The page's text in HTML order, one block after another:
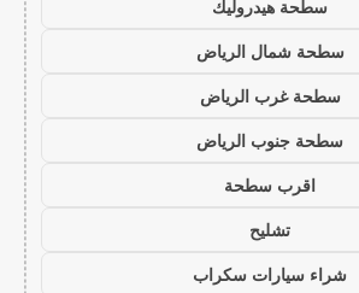
سطحة هيدروليك
سطحة شمال الرياض
سطحة غرب الرياض
سطحة جنوب الرياض
اقرب سطحة
تشليح
شراء سيارات سكراب